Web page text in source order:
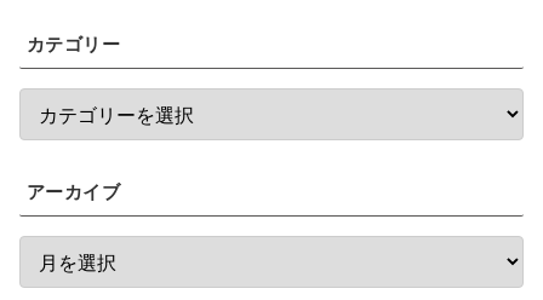
カテゴリー
アーカイブ